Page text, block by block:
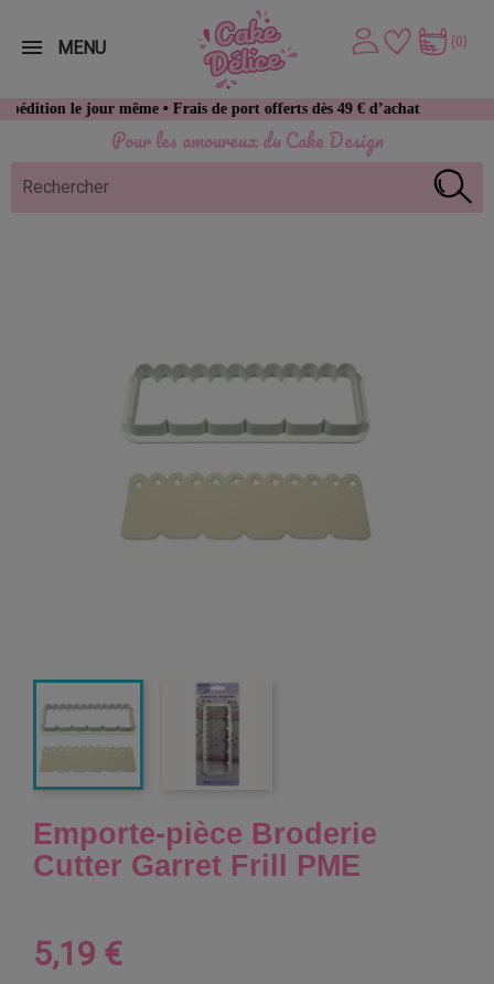
Pour les amoureux du Cake Design
le jour même • Frais de port offerts dès 49 € d’achat
(0)
MENU
Emporte-pièce Broderie
Cutter Garret Frill PME
5,19 €